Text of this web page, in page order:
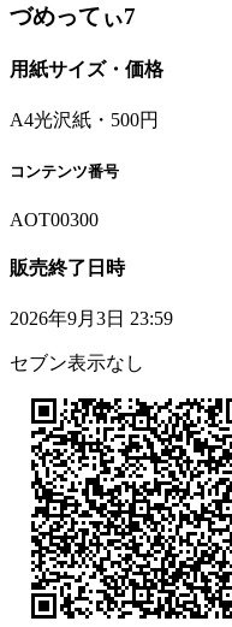
づめってぃ7
用紙サイズ・価格
A4光沢紙・500円
コンテンツ番号
AOT00300
販売終了日時
2026年9月3日 23:59
セブン表示なし